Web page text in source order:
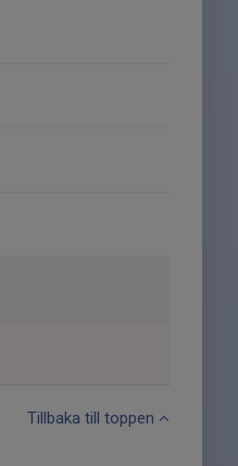
Tillbaka till toppen